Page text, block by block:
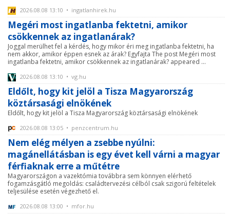
2026.08.08 13:10 • ingatlanhirek.hu
Megéri most ingatlanba fektetni, amikor
csökkennek az ingatlanárak?
Joggal merülhet fel a kérdés, hogy mikor éri meg ingatlanba fektetni, ha
nem akkor, amikor éppen esnek az árak? Egyfajta The post Megéri most
ingatlanba fektetni, amikor csökkennek az ingatlanárak? appeared ...
2026.08.08 13:10 • vg.hu
Eldőlt, hogy kit jelöl a Tisza Magyarország
köztársasági elnökének
Eldőlt, hogy kit jelöl a Tisza Magyarország köztársasági elnökének
2026.08.08 13:05 • penzcentrum.hu
Nem elég mélyen a zsebbe nyúlni:
magánellátásban is egy évet kell várni a magyar
férfiaknak erre a műtétre
Magyarországon a vazektómia továbbra sem könnyen elérhető
fogamzásgátló megoldás: családtervezési célból csak szigorú feltételek
teljesülése esetén végezhető el.
2026.08.08 13:00 • mfor.hu